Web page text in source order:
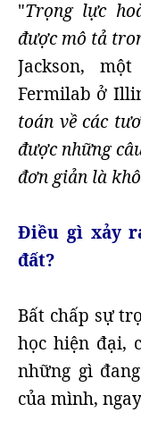
"Trọng lực
được mô tả
Jackson,
Fermilab ở
toán về các
được những
đơn giản là
Điều gì xảy
đất?
Bất chấp sự
học hiện đại,
những gì
của mình,